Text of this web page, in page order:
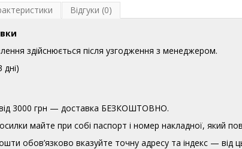
Відгуки (0)
здійснюється після узгодження з менеджером.
3000 грн — доставка БЕЗКОШТОВНО.
майте при собі паспорт і номер накладної, який
обов’язково вказуйте точну адресу та індекс — від